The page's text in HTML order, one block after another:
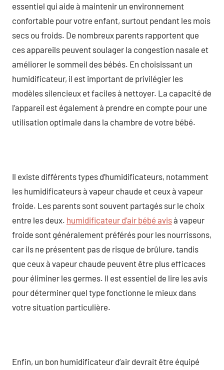
essentiel qui aide à maintenir un environnement
confortable pour votre enfant, surtout pendant les mois
secs ou froids. De nombreux parents rapportent que
ces appareils peuvent soulager la congestion nasale et
améliorer le sommeil des bébés. En choisissant un
humidificateur, il est important de privilégier les
modèles silencieux et faciles à nettoyer. La capacité de
l’appareil est également à prendre en compte pour une
utilisation optimale dans la chambre de votre bébé.
Il existe différents types d’humidificateurs, notamment
les humidificateurs à vapeur chaude et ceux à vapeur
froide. Les parents sont souvent partagés sur le choix
entre les deux. humidificateur d’air bébé avisà vapeur
froide sont généralement préférés pour les nourrissons,
car ils ne présentent pas de risque de brûlure, tandis
que ceux à vapeur chaude peuvent être plus efficaces
pour éliminer les germes. Il est essentiel de lire les avis
pour déterminer quel type fonctionne le mieux dans
votre situation particulière.
Enfin, un bon humidificateur d’air devrait être équipé